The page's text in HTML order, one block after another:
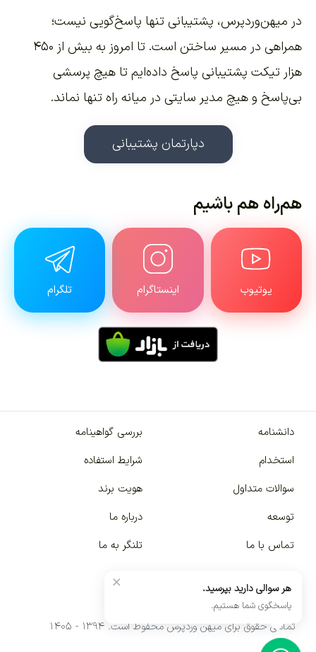
در میهن‌وردپرس، پشتیبانی تنها پاسخ‌گویی نیست؛
همراهی در مسیر ساختن است. تا امروز به بیش از ۴۵۰
هزار تیکت پشتیبانی پاسخ داده‌ایم تا هیچ پرسشی
بی‌پاسخ و هیچ مدیر سایتی در میانه راه تنها نماند.
دپارتمان پشتیبانی
هم‌راه هم باشیم
یوتیوب اینستاگرام تلگرام
دانشنامه
بررسی گواهینامه
استخدام
شرایط استفاده
سوالات متداول
هویت برند
توسعه
درباره ما
تماس با ما
تلنگر به ما
تمامی حقوق برای میهن وردپرس محفوظ است. ۱۳۹۴ - ۱۴۰۵
× هر سوالی دارید بپرسید.
پاسخگوی شما هستیم.